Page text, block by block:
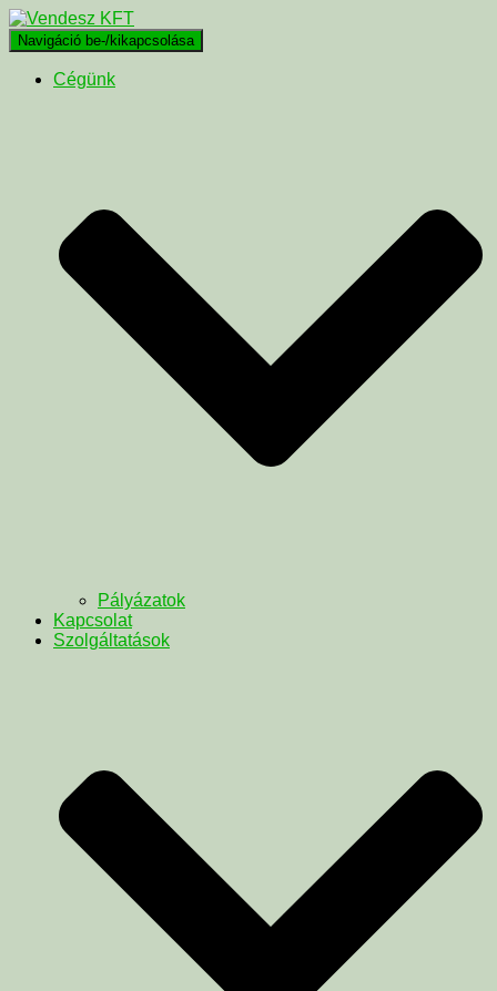
Navigáció be-/kikapcsolása
Cégünk
Pályázatok
Kapcsolat
Szolgáltatások